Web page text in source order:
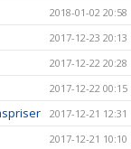
2018-01-02 20:58
2017-12-23 20:13
2017-12-22 20:28
2017-12-22 00:15
2017-12-21 12:31
2017-12-21 10:10